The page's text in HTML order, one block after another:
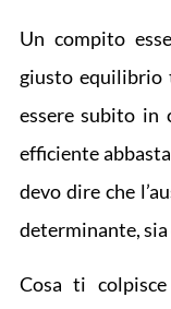
Un compito
giusto equilibrio
essere subito in
efficiente
devo dire che
determinante, sia
Cosa ti